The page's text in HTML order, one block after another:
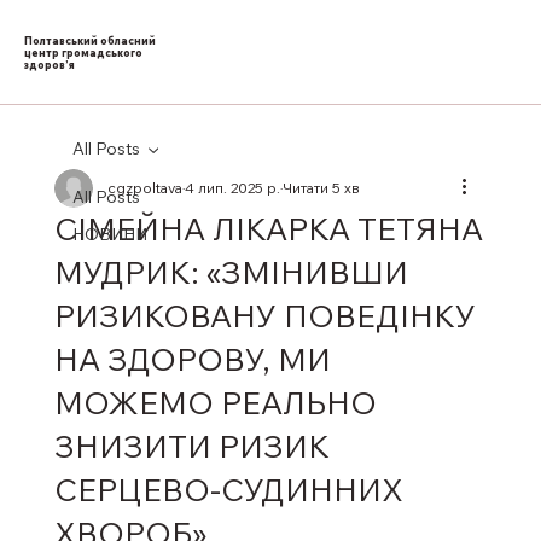
Полтавський обласний
центр громадського
здоров’я
All Posts
НОВИНИ
All Posts
СІМЕЙНА ЛІКАРКА ТЕТЯНА
МУДРИК: «ЗМІНИВШИ
РИЗИКОВАНУ ПОВЕДІНКУ
НА ЗДОРОВУ, МИ
МОЖЕМО РЕАЛЬНО
ЗНИЗИТИ РИЗИК
СЕРЦЕВО-СУДИННИХ
cgzpoltava4 лип. 2025 р.Читати 5 хв